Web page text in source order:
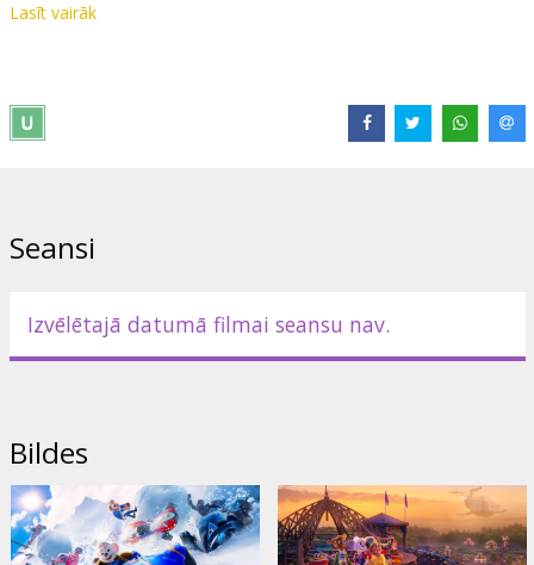
-dublēta krievu valodā ar subtitriem latviešu valodā.
Izplatītājs:
Režisors:
Lasīt vairāk
Seansi
Izvēlētajā datumā filmai seansu nav.
Bildes